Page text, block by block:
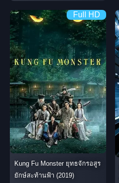
Full HD
Kung Fu Monster ยุทธจักรอสูร
ยักษ์สะท้านฟ้า (2019)